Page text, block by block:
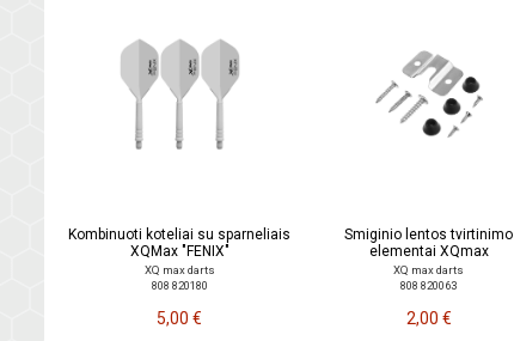
Kombinuoti koteliai su sparneliais
XQMax "FENIX"
XQ max darts
808 820180
5,00 €
Smiginio lentos tvirtinimo
elementai XQmax
XQ max darts
808 820063
2,00 €